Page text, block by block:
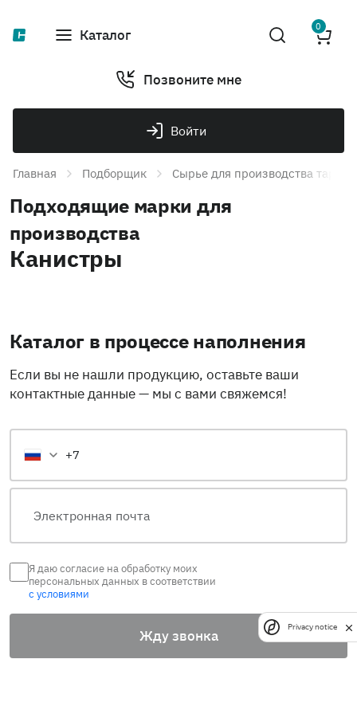
Каталог 0
Позвоните мне
Войти
Главная Подборщик Сырье для производства тары и
Подходящие марки для
производства
Канистры
Каталог в процессе наполнения
Если вы не нашли продукцию, оставьте ваши
контактные данные — мы с вами свяжемся!
Я даю согласие на обработку моих
персональных данных в соответствии
с условиями
Жду звонка
Privacy notice